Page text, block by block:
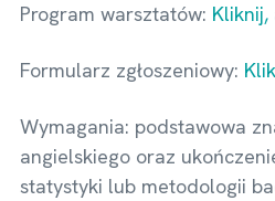
Program warsztatów: Kliknij,
Formularz zgłoszeniowy:
Wymagania: podstawowa
angielskiego oraz
statystyki lub metodologii